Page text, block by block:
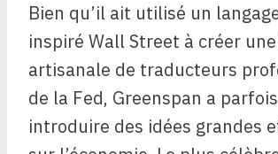
Bien qu’il ait utilisé un
inspiré Wall Street à créer
artisanale de traducteurs
de la Fed, Greenspan a
introduire des idées grandes